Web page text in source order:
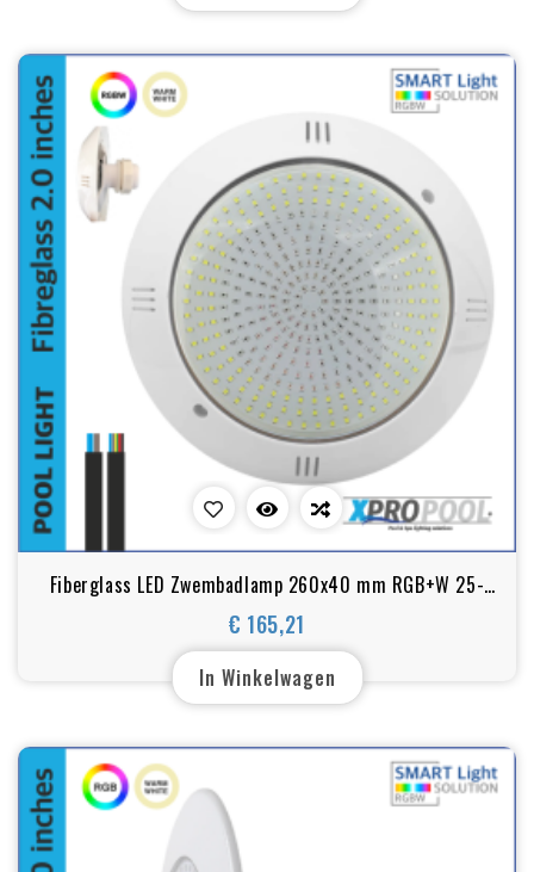
Fiberglass LED Zwembadlamp 260x40 mm RGB+W 25-
35-45W
€ 165,21
Prijs
In Winkelwagen